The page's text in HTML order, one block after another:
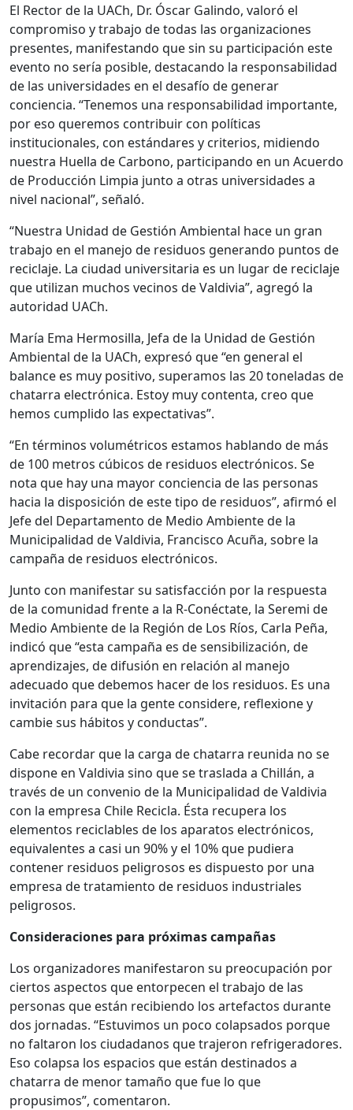
El Rector de la UACh, Dr. Óscar Galindo, valoró el
compromiso y trabajo de todas las organizaciones
presentes, manifestando que sin su participación este
evento no sería posible, destacando la responsabilidad
de las universidades en el desafío de generar
conciencia. “Tenemos una responsabilidad importante,
por eso queremos contribuir con políticas
institucionales, con estándares y criterios, midiendo
nuestra Huella de Carbono, participando en un Acuerdo
de Producción Limpia junto a otras universidades a
nivel nacional”, señaló.
“Nuestra Unidad de Gestión Ambiental hace un gran
trabajo en el manejo de residuos generando puntos de
reciclaje. La ciudad universitaria es un lugar de reciclaje
que utilizan muchos vecinos de Valdivia”, agregó la
autoridad UACh.
María Ema Hermosilla, Jefa de la Unidad de Gestión
Ambiental de la UACh, expresó que “en general el
balance es muy positivo, superamos las 20 toneladas de
chatarra electrónica. Estoy muy contenta, creo que
hemos cumplido las expectativas”.
“En términos volumétricos estamos hablando de más
de 100 metros cúbicos de residuos electrónicos. Se
nota que hay una mayor conciencia de las personas
hacia la disposición de este tipo de residuos”, afirmó el
Jefe del Departamento de Medio Ambiente de la
Municipalidad de Valdivia, Francisco Acuña, sobre la
campaña de residuos electrónicos.
Junto con manifestar su satisfacción por la respuesta
de la comunidad frente a la R-Conéctate, la Seremi de
Medio Ambiente de la Región de Los Ríos, Carla Peña,
indicó que “esta campaña es de sensibilización, de
aprendizajes, de difusión en relación al manejo
adecuado que debemos hacer de los residuos. Es una
invitación para que la gente considere, reflexione y
cambie sus hábitos y conductas”.
Cabe recordar que la carga de chatarra reunida no se
dispone en Valdivia sino que se traslada a Chillán, a
través de un convenio de la Municipalidad de Valdivia
con la empresa Chile Recicla. Ésta recupera los
elementos reciclables de los aparatos electrónicos,
equivalentes a casi un 90% y el 10% que pudiera
contener residuos peligrosos es dispuesto por una
empresa de tratamiento de residuos industriales
peligrosos.
Consideraciones para próximas campañas
Los organizadores manifestaron su preocupación por
ciertos aspectos que entorpecen el trabajo de las
personas que están recibiendo los artefactos durante
dos jornadas. “Estuvimos un poco colapsados porque
no faltaron los ciudadanos que trajeron refrigeradores.
Eso colapsa los espacios que están destinados a
chatarra de menor tamaño que fue lo que
propusimos”, comentaron.